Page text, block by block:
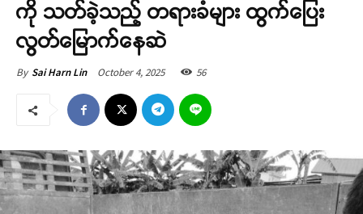
ကို သတ်ခဲ့သည့် တရားခံများ ထွက်ပြေး
လွတ်မြောက်နေဆဲ
By Sai Harn Lin October 4, 2025 56